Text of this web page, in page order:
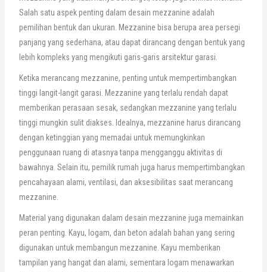
Salah satu aspek penting dalam desain mezzanine adalah
pemilihan bentuk dan ukuran. Mezzanine bisa berupa area persegi
panjang yang sederhana, atau dapat dirancang dengan bentuk yang
lebih kompleks yang mengikuti garis-garis arsitektur garasi.
Ketika merancang mezzanine, penting untuk mempertimbangkan
tinggi langit-langit garasi. Mezzanine yang terlalu rendah dapat
memberikan perasaan sesak, sedangkan mezzanine yang terlalu
tinggi mungkin sulit diakses. Idealnya, mezzanine harus dirancang
dengan ketinggian yang memadai untuk memungkinkan
penggunaan ruang di atasnya tanpa mengganggu aktivitas di
bawahnya. Selain itu, pemilik rumah juga harus mempertimbangkan
pencahayaan alami, ventilasi, dan aksesibilitas saat merancang
mezzanine.
Material yang digunakan dalam desain mezzanine juga memainkan
peran penting. Kayu, logam, dan beton adalah bahan yang sering
digunakan untuk membangun mezzanine. Kayu memberikan
tampilan yang hangat dan alami, sementara logam menawarkan